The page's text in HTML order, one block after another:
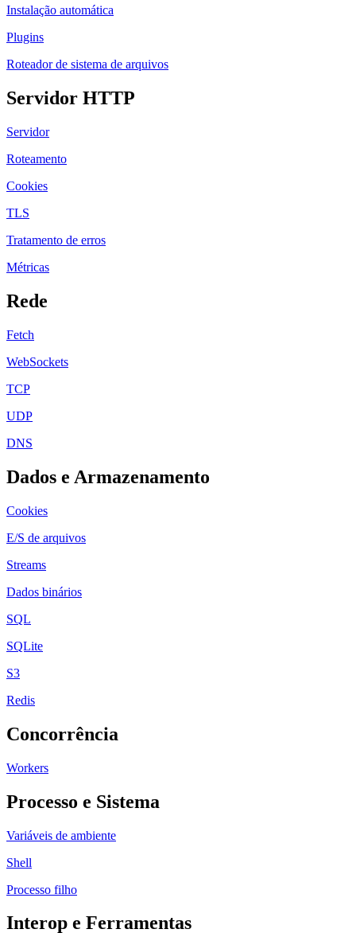
Instalação automática
Plugins
Roteador de sistema de arquivos
Servidor HTTP
Servidor
Roteamento
Cookies
TLS
Tratamento de erros
Métricas
Rede
Fetch
WebSockets
TCP
UDP
DNS
Dados e Armazenamento
Cookies
E/S de arquivos
Streams
Dados binários
SQL
SQLite
S3
Redis
Concorrência
Workers
Processo e Sistema
Variáveis de ambiente
Shell
Processo filho
Interop e Ferramentas